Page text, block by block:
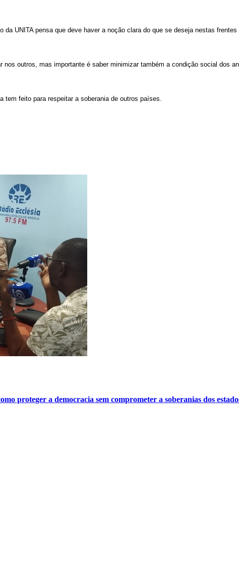
da UNITA pensa que deve haver a noção clara do que se deseja nestas
outros, mas importante é saber minimizar também a condição social dos
feito para respeitar a soberania de outros países.
proteger a democracia sem comprometer a soberanias dos